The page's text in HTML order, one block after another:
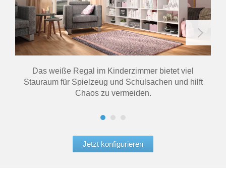
Das weiße Regal im Kinderzimmer bietet viel
Stauraum für Spielzeug und Schulsachen und hilft
Chaos zu vermeiden.
Jetzt konfigurieren